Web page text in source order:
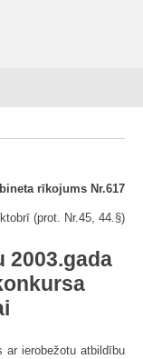
rīkojums Nr.617
(prot. Nr.45, 44.§)
2003.gada
ar ierobežotu atbildību